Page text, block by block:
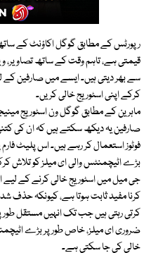
رپورٹس کے مطابق گوگل اکاؤنٹ کے ساتھ
قیمتی ہے، تاہم وقت کے ساتھ تصاویر،
سے بھر دیتی ہیں۔ ایسے میں صارفین
کرکے اپنی اسٹوریج خالی کریں۔
ماہرین کے مطابق گوگل ون اسٹوریج
صارفین یہ دیکھ سکتے ہیں کہ ان کی
فوٹوز استعمال کر رہے ہیں۔ اس پلیٹ فارم
بڑے اٹیچمنٹس والی ای میلز کو تلاش
جی میل میں اسٹوریج خالی کرنے کے لیے
کرنا مفید ثابت ہوتا ہے، کیونکہ حذف
کرتی رہتی ہیں جب تک انہیں مستقل طور
ضروری ای میلز، خاص طور پر بڑے
خالی کی جا سکتی ہے۔